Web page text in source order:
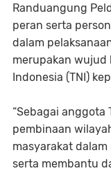
Randuangung
peran serta
dalam
merupakan wujud
Indonesia (TNI)
“Sebagai anggota
pembinaan
masyarakat
serta membantu